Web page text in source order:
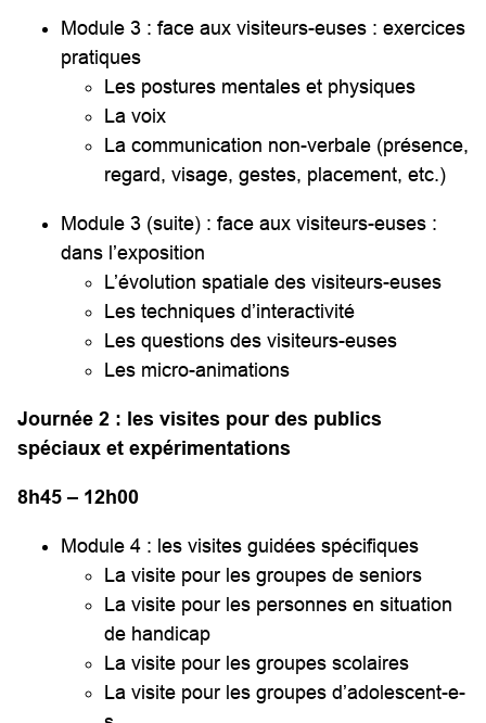
Module 3 : face aux visiteurs-euses : exercices
pratiques
Les postures mentales et physiques
La voix
La communication non-verbale (présence,
regard, visage, gestes, placement, etc.)
Module 3 (suite) : face aux visiteurs-euses :
dans l’exposition
L’évolution spatiale des visiteurs-euses
Les techniques d’interactivité
Les questions des visiteurs-euses
Les micro-animations
Journée 2 : les visites pour des publics
spéciaux et expérimentations
8h45 – 12h00
Module 4 : les visites guidées spécifiques
La visite pour les groupes de seniors
La visite pour les personnes en situation
de handicap
La visite pour les groupes scolaires
La visite pour les groupes d’adolescent-e-